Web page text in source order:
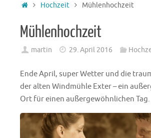
Startseite
Hochzeit Mühlenhochzeit
Mühlenhochzeit
martin 29. April 2016
Ende April, super Wetter und die
der alten Windmühle Exter – ein
Ort für einen außergewöhnlichen Tag.